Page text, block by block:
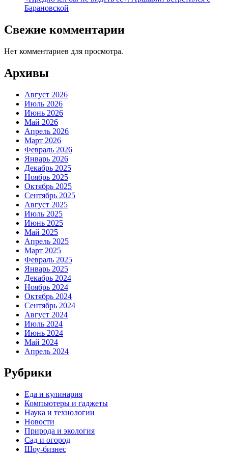
Барановской
Свежие комментарии
Нет комментариев для просмотра.
Архивы
Август 2026
Июль 2026
Июнь 2026
Май 2026
Апрель 2026
Март 2026
Февраль 2026
Январь 2026
Декабрь 2025
Ноябрь 2025
Октябрь 2025
Сентябрь 2025
Август 2025
Июль 2025
Июнь 2025
Май 2025
Апрель 2025
Март 2025
Февраль 2025
Январь 2025
Декабрь 2024
Ноябрь 2024
Октябрь 2024
Сентябрь 2024
Август 2024
Июль 2024
Июнь 2024
Май 2024
Апрель 2024
Рубрики
Еда и кулинария
Компьютеры и гаджеты
Наука и технологии
Новости
Природа и экология
Сад и огород
Шоу-бизнес